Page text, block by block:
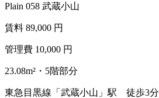
Plain 058 武蔵小山
賃料 89,000 円
管理費 10,000 円
23.08m²・5階部分
東急目黒線「武蔵小山」駅 徒歩3分